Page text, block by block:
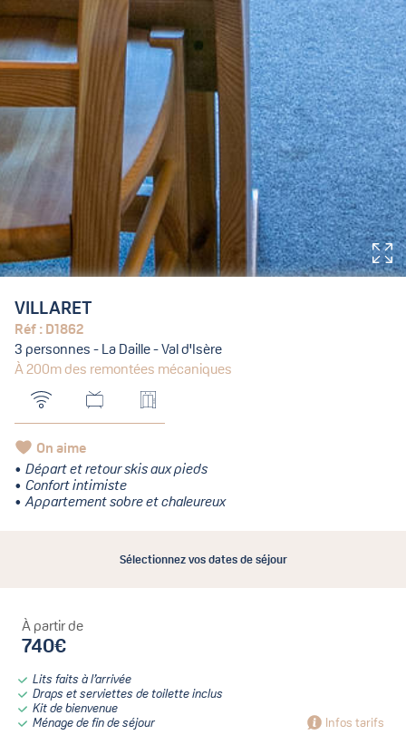
VILLARET
Réf : D1862
3 personnes - La Daille - Val d'Isère
À 200m des remontées mécaniques
On aime
Départ et retour skis aux pieds
Confort intimiste
Appartement sobre et chaleureux
Sélectionnez vos dates de séjour
À partir de
740€
Lits faits à l’arrivée
Draps et serviettes de toilette inclus
Kit de bienvenue
Ménage de fin de séjour
Infos tarifs